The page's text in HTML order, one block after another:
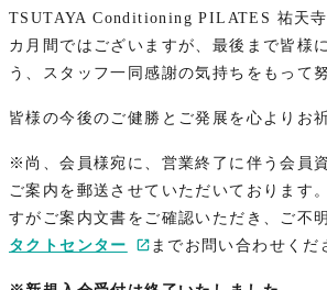
TSUTAYA Conditioning PILATES 祐天
カ月間ではございますが、最後まで皆様
う、スタッフ一同感謝の気持ちをもって
皆様の今後のご健勝とご発展を心よりお
※尚、会員様宛に、営業終了に伴う会員
ご案内を郵送させていただいております
すがご案内文書をご確認いただき、ご不
タクトセンター
までお問い合わせくだ